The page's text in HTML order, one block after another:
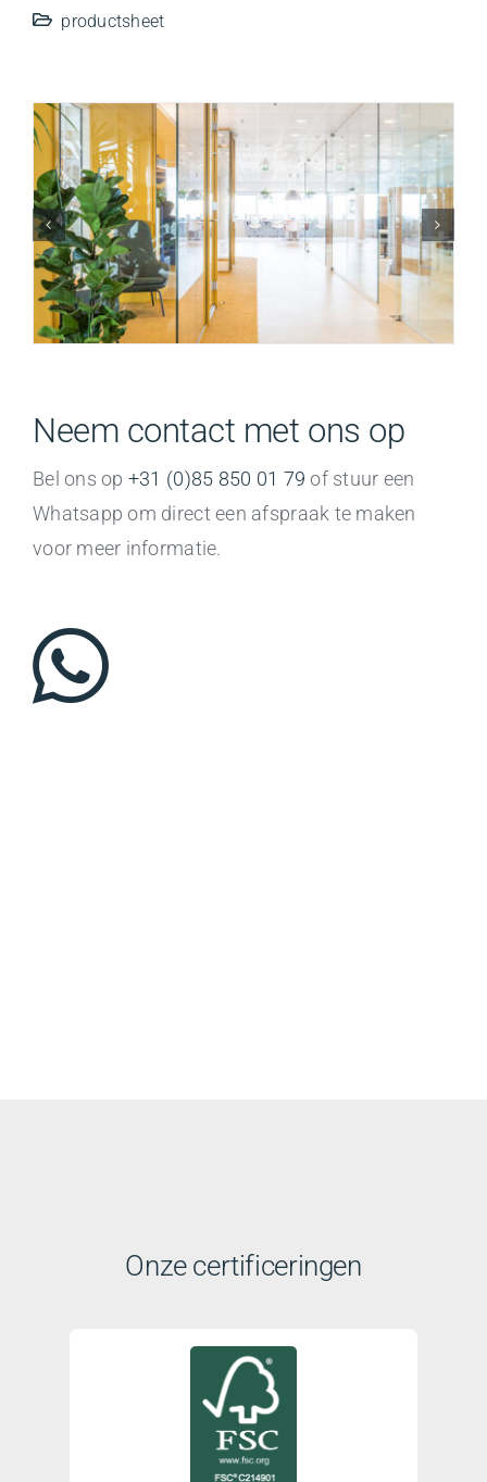
productsheet
Neem contact met ons op
Bel ons op +31 (0)85 850 01 79 of stuur een
Whatsapp om direct een afspraak te maken
voor meer informatie.
Onze certificeringen